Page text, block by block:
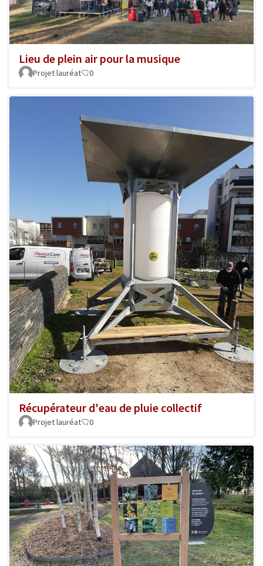
Lieu de plein air pour la musique
Projet lauréat 0
Récupérateur d'eau de pluie collectif
Projet lauréat 0